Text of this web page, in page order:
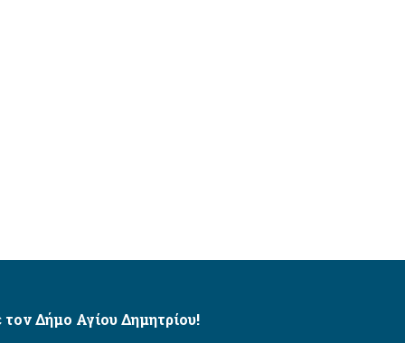
τον Δήμο Αγίου Δημητρίου!